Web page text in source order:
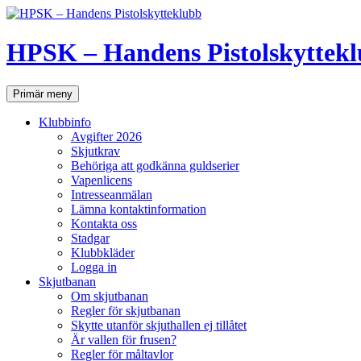
Hoppa
innehåll
HPSK – Handens
SökPrimär meny
Klubbinfo
Avgifter 2026
Skjutkrav
Behöriga att godkänna guldserier
Vapenlicens
Intresseanmälan
Lämna kontaktinformation
Kontakta oss
Stadgar
Klubbkläder
Logga in
Skjutbanan
Om skjutbanan
Regler för skjutbanan
Skytte utanför skjuthallen ej tillåtet
Är vallen för frusen?
Regler för måltavlor